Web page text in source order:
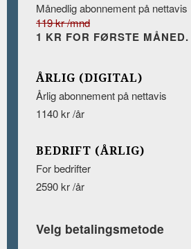
Månedlig abonnement på nettavis
119 kr /mnd
1 KR FOR FØRSTE MÅNED.
ÅRLIG (DIGITAL)
Årlig abonnement på nettavis
1140 kr /år
BEDRIFT (ÅRLIG)
For bedrifter
2590 kr /år
Velg betalingsmetode